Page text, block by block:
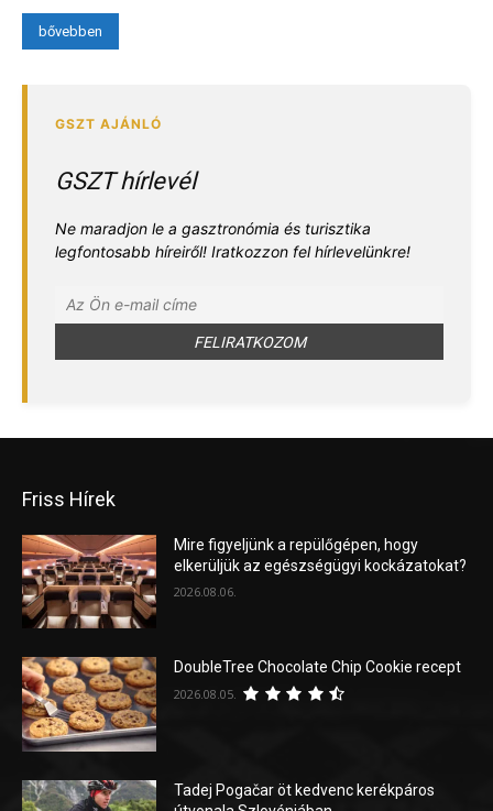
bővebben
GSZT hírlevél
Ne maradjon le a gasztronómia és turisztika
legfontosabb híreiről! Iratkozzon fel hírlevelünkre!
Friss Hírek
Mire figyeljünk a repülőgépen, hogy
elkerüljük az egészségügyi kockázatokat?
2026.08.06.
DoubleTree Chocolate Chip Cookie recept
2026.08.05.
Tadej Pogačar öt kedvenc kerékpáros